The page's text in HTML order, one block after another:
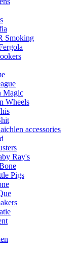
Smoking
Magic
Wheels
accessories
Ray's
Pigs